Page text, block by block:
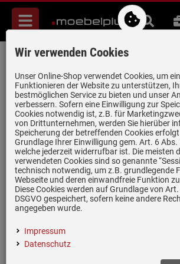
Menü
Suche
Smeg HBF03BLEU
Schwarz
Artikel-Nummer:19981090 | Herstellernummer:
EAN:8017709343774
nur
Einloggen und Bewertung schreiben
Wir verwenden Cookies
Unser Online-Shop verwendet Cookies, um
Funktionieren der Website zu unterstützen,
bestmöglichen Service zu bieten und unser
verbessern. Sofern eine Einwilligung zur
Cookies notwendig ist, z.B. für
von Drittunternehmen, werden Sie hierüber
Speicherung der betreffenden Cookies
Grundlage Ihrer Einwilligung gem. Art. 6 Abs.
welche jederzeit widerrufbar ist. Die meisten
verwendeten Cookies sind so genannte
technisch notwendig, um z.B. grundlegende
Webseite und deren einwandfreie Funktion
Diese Cookies werden auf Grundlage von
DSGVO gespeichert, sofern keine andere
angegeben wurde.
Impressum
Datenschutz